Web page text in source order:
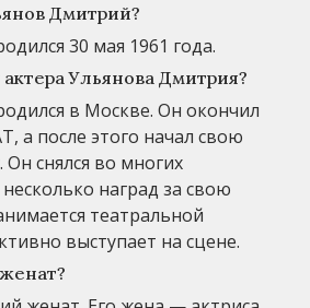
Дмитрий?
30 мая 1961 года.
Ульянова Дмитрия?
в Москве. Он окончил
а после этого начал свою
снялся во многих
наград за свою
театральной
выступает на сцене.